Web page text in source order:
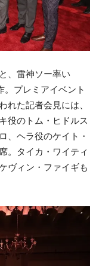
、雷神ソー率い
。プレミアイベント
れた記者会見には、
役のトム・ヒドルス
、ヘラ役のケイト・
。タイカ・ワイティ
ヴィン・ファイギも